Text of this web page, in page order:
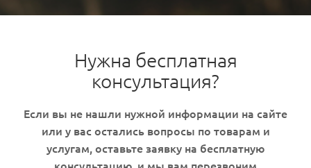
Нужна бесплатная
консультация?